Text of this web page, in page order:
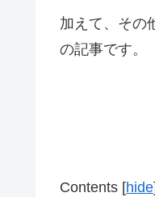
加えて、その
の記事です。
Contents [hide]